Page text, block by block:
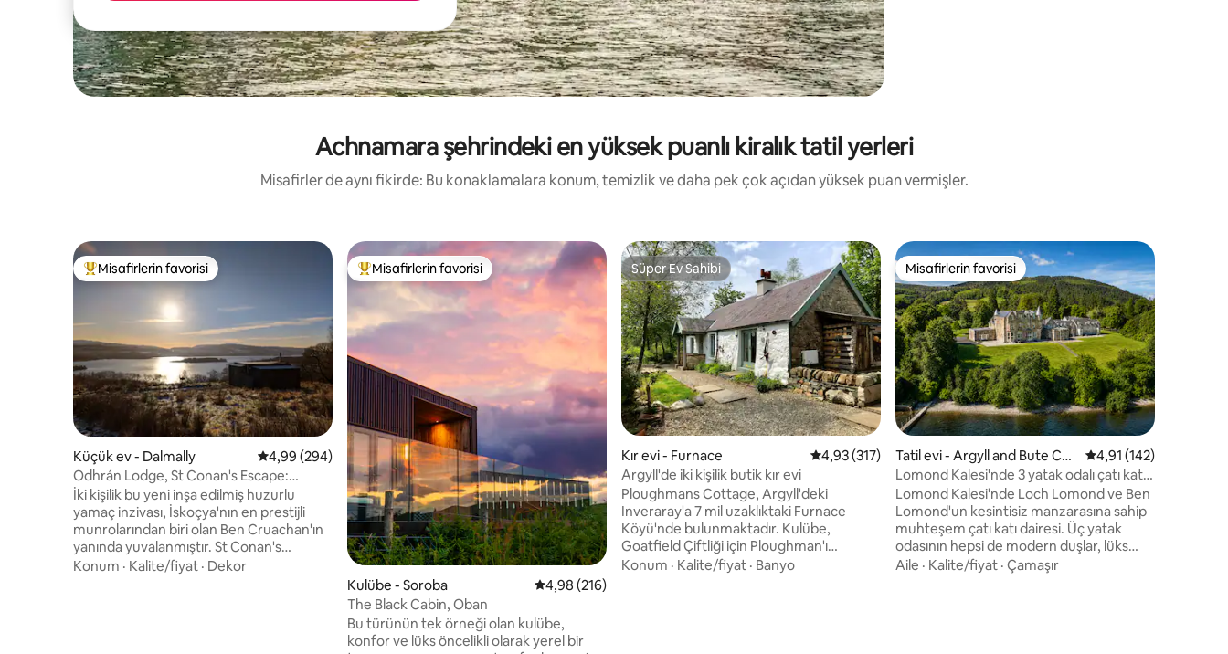
Achnamara şehrindeki en yüksek puanlı kiralık tatil yerleri
Misafirler de aynı fikirde: Bu konaklamalara konum, temizlik ve daha pek çok açıdan yüksek puan vermişler.
Misafirlerin favorilerinden en beğenilenler arasında
Misafirlerin favorisi
Küçük ev - Dalmally 5 üzerinden ortalama 4,99 puan, 294 değerlendirme
4,99 (294)
Odhrán Lodge, St Conan's Escape:
Manzaralı ev
İki kişilik bu yeni inşa edilmiş huzurlu
yamaç inzivası, İskoçya'nın en prestijli
munrolarından biri olan Ben Cruachan'ın
yanında yuvalanmıştır. St Conan's
Escape'te bulunan Odhrán Lodge,
Konum · Kalite/fiyat · Dekor
Misafirlerin favorilerinden en beğenilenler arasında
Misafirlerin favorisi
Kulübe - Soroba 5 üzerinden ortalama 4,98 puan, 216 değerlendirme
4,98 (216)
The Black Cabin, Oban
Bu türünün tek örneği olan kulübe,
konfor ve lüks öncelikli olarak yerel bir
Süper Ev Sahibi
Süper Ev Sahibi
Kır evi - Furnace 5 üzerinden ortalama 4,93 puan, 317 değerlendirme
4,93 (317)
Argyll'de iki kişilik butik kır evi
Ploughmans Cottage, Argyll'deki
Inveraray'a 7 mil uzaklıktaki Furnace
Köyü'nde bulunmaktadır. Kulübe,
Goatfield Çiftliği için Ploughman'ı
barındırmak üzere 1890'larda inşa edilmiş
Konum · Kalite/fiyat · Banyo
Misafirlerin favorisi
Misafirlerin favorisi
Tatil evi - Argyll and Bute Cou
ncil
5 üzerinden ortalama
4,91 (142)
Lomond Kalesi'nde 3 yatak odalı çatı katı
muhteşem manzara
Lomond Kalesi'nde Loch Lomond ve Ben
Lomond'un kesintisiz manzarasına sahip
muhteşem çatı katı dairesi. Üç yatak
odasının hepsi de modern duşlar, lüks
yataklar, şilteler, üst düzey Mısır pamuğu
Aile · Kalite/fiyat · Çamaşır